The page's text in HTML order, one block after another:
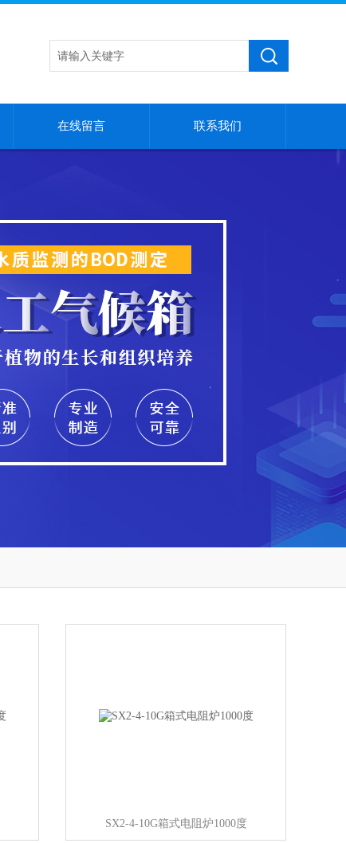
在线留言 联系我们
SX2-4-10G箱式电阻炉1000度